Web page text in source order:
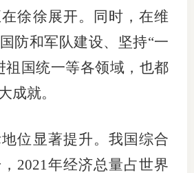
徐徐展开。同时，在维
防和军队建设、坚持“一
祖国统一等各领域，也都
成就。
位显著提升。我国综合
2021年经济总量占世界